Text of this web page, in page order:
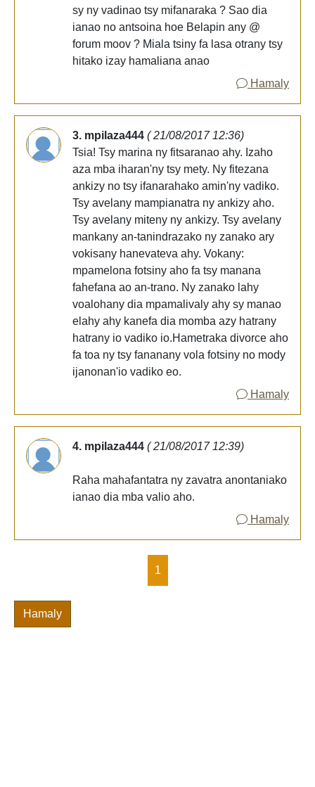
sy ny vadinao tsy mifanaraka ? Sao dia
ianao no antsoina hoe Belapin any @
forum moov ? Miala tsiny fa lasa otrany tsy
hitako izay hamaliana anao
Hamaly
3. mpilaza444 ( 21/08/2017 12:36)
Tsia! Tsy marina ny fitsaranao ahy. Izaho
aza mba iharan'ny tsy mety. Ny fitezana
ankizy no tsy ifanarahako amin'ny vadiko.
Tsy avelany mampianatra ny ankizy aho.
Tsy avelany miteny ny ankizy. Tsy avelany
mankany an-tanindrazako ny zanako ary
vokisany hanevateva ahy. Vokany:
mpamelona fotsiny aho fa tsy manana
fahefana ao an-trano. Ny zanako lahy
voalohany dia mpamalivaly ahy sy manao
elahy ahy kanefa dia momba azy hatrany
hatrany io vadiko io.Hametraka divorce aho
fa toa ny tsy fananany vola fotsiny no mody
ijanonan'io vadiko eo.
Hamaly
4. mpilaza444 ( 21/08/2017 12:39)
Raha mahafantatra ny zavatra anontaniako
ianao dia mba valio aho.
Hamaly
1
Hamaly